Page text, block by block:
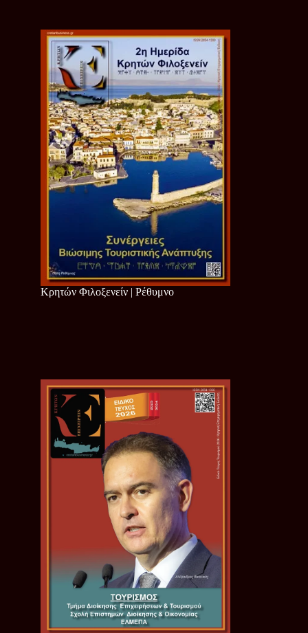
Κρητών Φιλοξενείν | Ρέθυμνο